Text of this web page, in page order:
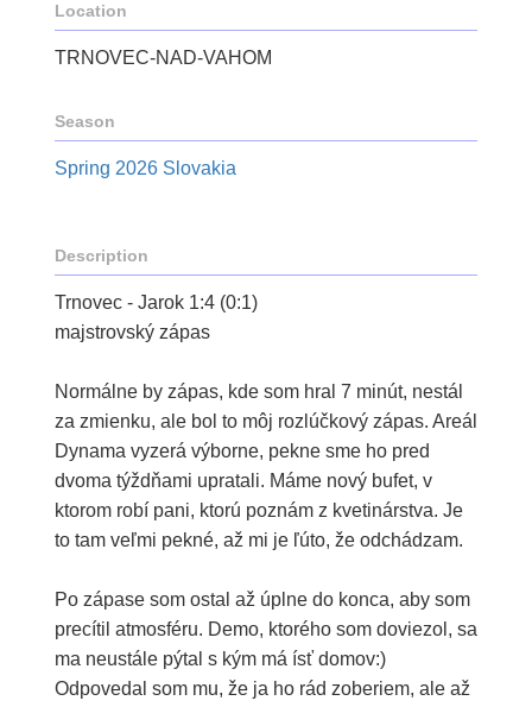
Location
TRNOVEC-NAD-VAHOM
Season
Spring 2026 Slovakia
Description
Trnovec - Jarok 1:4 (0:1)
majstrovský zápas
Normálne by zápas, kde som hral 7 minút, nestál
za zmienku, ale bol to môj rozlúčkový zápas. Areál
Dynama vyzerá výborne, pekne sme ho pred
dvoma týždňami upratali. Máme nový bufet, v
ktorom robí pani, ktorú poznám z kvetinárstva. Je
to tam veľmi pekné, až mi je ľúto, že odchádzam.
Po zápase som ostal až úplne do konca, aby som
precítil atmosféru. Demo, ktorého som doviezol, sa
ma neustále pýtal s kým má ísť domov:)
Odpovedal som mu, že ja ho rád zoberiem, ale až